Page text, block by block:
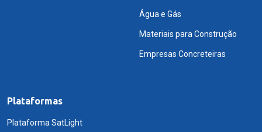
Água e Gás
Materiais para Construção
Empresas Concreteiras
Plataformas
Plataforma SatLight